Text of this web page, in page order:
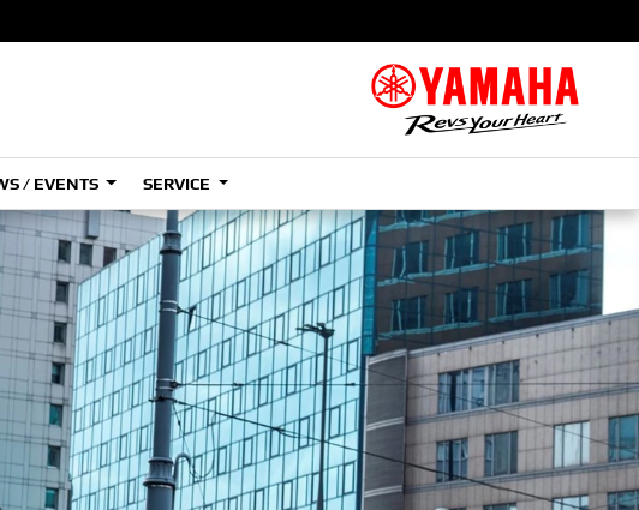
A
Tenere
700
(Low)
A2
Tenere
700
(Low)
35kW
A A2
/ EVENTS SERVICE